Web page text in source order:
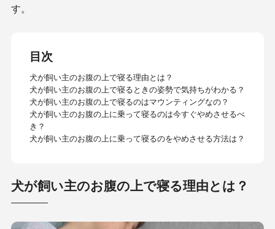
す。
目次
犬が飼い主のお腹の上で寝る理由とは？
犬が飼い主のお腹の上で寝るときの姿勢で気持ちがわかる？
犬が飼い主のお腹の上で寝るのはマウンティングなの？
犬が飼い主のお腹の上に乗って寝るのは今すぐやめさせるべ
き？
犬が飼い主のお腹の上に乗って寝るのをやめさせる方法は？
犬が飼い主のお腹の上で寝る理由とは？